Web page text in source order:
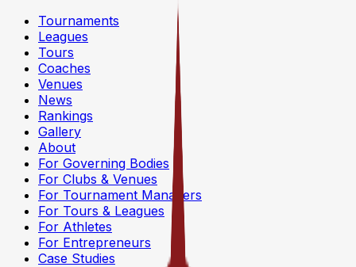
Tournaments
Leagues
Tours
Coaches
Venues
News
Rankings
Gallery
About
For Governing Bodies
For Clubs & Venues
For Tournament Managers
For Tours & Leagues
For Athletes
For Entrepreneurs
Case Studies